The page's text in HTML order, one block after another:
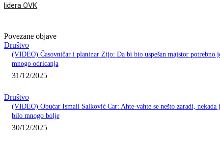
lidera OVK
Povezane objave
Društvo
(VIDEO) Časovničar i planinar Zijo: Da bi bio uspešan majstor potrebno
mnogo odricanja
31/12/2025
Društvo
(VIDEO) Obućar Ismail Salković Car: Ahte-vahte se nešto zaradi, nekada
bilo mnogo bolje
30/12/2025